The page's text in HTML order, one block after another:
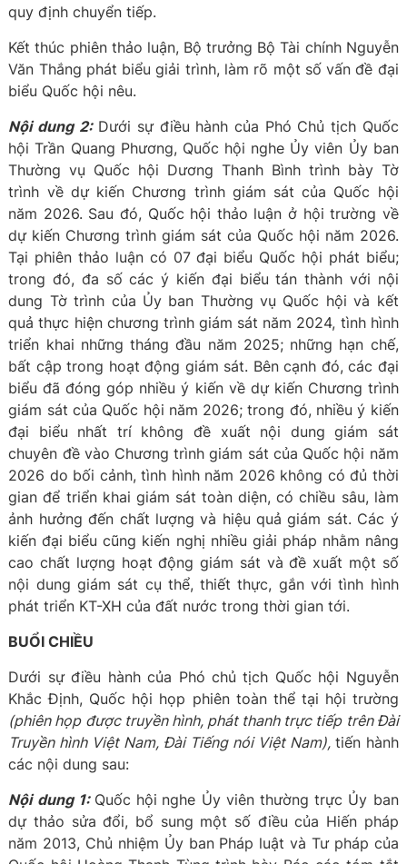
quy định chuyển tiếp.
Kết thúc phiên thảo luận, Bộ trưởng Bộ Tài chính Nguyễn
Văn Thắng phát biểu giải trình, làm rõ một số vấn đề đại
biểu Quốc hội nêu.
Nội dung 2:Dưới sự điều hành của Phó Chủ tịch Quốc
hội Trần Quang Phương, Quốc hội nghe Ủy viên Ủy ban
Thường vụ Quốc hội Dương Thanh Bình trình bày Tờ
trình về dự kiến Chương trình giám sát của Quốc hội
năm 2026. Sau đó, Quốc hội thảo luận ở hội trường về
dự kiến Chương trình giám sát của Quốc hội năm 2026.
Tại phiên thảo luận có 07 đại biểu Quốc hội phát biểu;
trong đó, đa số các ý kiến đại biểu tán thành với nội
dung Tờ trình của Ủy ban Thường vụ Quốc hội và kết
quả thực hiện chương trình giám sát năm 2024, tình hình
triển khai những tháng đầu năm 2025; những hạn chế,
bất cập trong hoạt động giám sát. Bên cạnh đó, các đại
biểu đã đóng góp nhiều ý kiến về dự kiến Chương trình
giám sát của Quốc hội năm 2026; trong đó, nhiều ý kiến
đại biểu nhất trí không đề xuất nội dung giám sát
chuyên đề vào Chương trình giám sát của Quốc hội năm
2026 do bối cảnh, tình hình năm 2026 không có đủ thời
gian để triển khai giám sát toàn diện, có chiều sâu, làm
ảnh hưởng đến chất lượng và hiệu quả giám sát. Các ý
kiến đại biểu cũng kiến nghị nhiều giải pháp nhằm nâng
cao chất lượng hoạt động giám sát và đề xuất một số
nội dung giám sát cụ thể, thiết thực, gắn với tình hình
phát triển KT-XH của đất nước trong thời gian tới.
BUỔI CHIỀU
Dưới sự điều hành của Phó chủ tịch Quốc hội Nguyễn
Khắc Định, Quốc hội họp phiên toàn thể tại hội trường
(phiên họp được truyền hình, phát thanh trực tiếp trên Đài
Truyền hình Việt Nam, Đài Tiếng nói Việt Nam), tiến hành
các nội dung sau:
Nội dung 1: Quốc hội nghe Ủy viên thường trực Ủy ban
dự thảo sửa đổi, bổ sung một số điều của Hiến pháp
năm 2013, Chủ nhiệm Ủy ban Pháp luật và Tư pháp của